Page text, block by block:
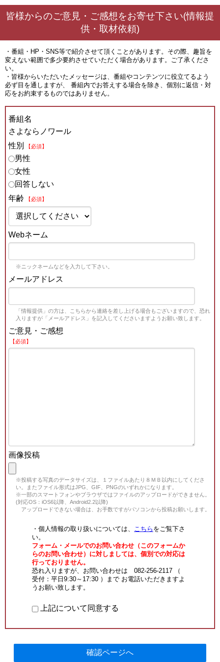
皆様からのご意見・ご感想をお寄せ下さい(情報提
供・取材依頼)
・番組・HP・SNS等で紹介させて頂くことがあります。その際、趣旨を
変えない範囲で多少要約させていただく場合があります。ご了承くださ
い。
・皆様からいただいたメッセージは、番組やコンテンツに役立てるよう
必ず目を通しますが、 番組内でお答えする場合を除き、個別に返信・対
応をお約束するものではありません。
番組名
さよならノワール
性別
【必須】
男性
女性
回答しない
年齢
【必須】
Webネーム
※ニックネームなどを入力して下さい。
メールアドレス
「情報提供」の方は、こちらから連絡を差し上げる場合もございますので、恐れ
入りますが「メールアドレス」を記入してくださいますようお願い致します。
ご意見・ご感想
【必須】
画像投稿
※投稿する写真のデータサイズは、１ファイルあたり８ＭＢ以内にしてくださ
い。またファイル形式はJPG、GIF、PNGのいずれかになります。
※一部のスマートフォンやブラウザではファイルのアップロードができません。
(対応OS：iOS6以降、Android2.2以降)
アップロードできない場合は、お手数ですがパソコンから投稿お願いします。
・個人情報の取り扱いについては、 こちら をご覧下さ
い。
フォーム・メールでのお問い合わせ（このフォームか
らのお問い合わせ）に対しましては、個別での対応は
行っておりません。
恐れ入りますが、お問い合わせは 082-256-2117 （
受付：平日9:30～17:30 ）まで お電話いただきますよ
うお願い致します。
上記について同意する
確認ページへ